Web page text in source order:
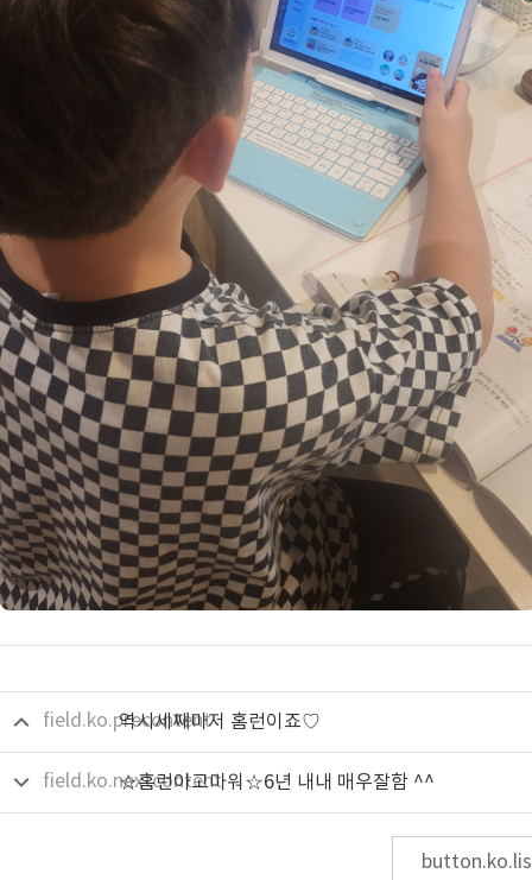
field.ko.precontent
역시세째마저 홈런이죠♡
field.ko.nextcontent
☆홈런아고마워☆6년 내내 매우잘함 ^^